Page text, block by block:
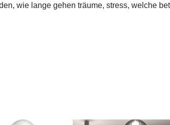
wie lange gehen träume, stress, welche